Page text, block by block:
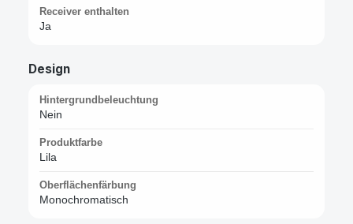
Receiver enthalten
Ja
Design
Hintergrundbeleuchtung
Nein
Produktfarbe
Lila
Oberflächenfärbung
Monochromatisch